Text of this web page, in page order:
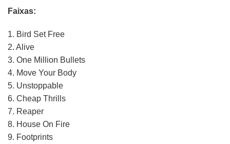
Faixas:
1. Bird Set Free
2. Alive
3. One Million Bullets
4. Move Your Body
5. Unstoppable
6. Cheap Thrills
7. Reaper
8. House On Fire
9. Footprints